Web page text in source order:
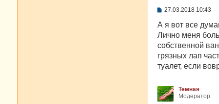
С
о
щ
е
и
е
27.03.2018 10:43
А я вот все
Лично меня
собственной
грязных лап
туалет, если
Темная
Модератор